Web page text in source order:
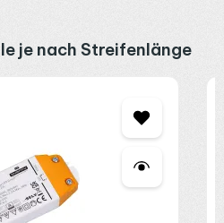
je nach Streifenlänge